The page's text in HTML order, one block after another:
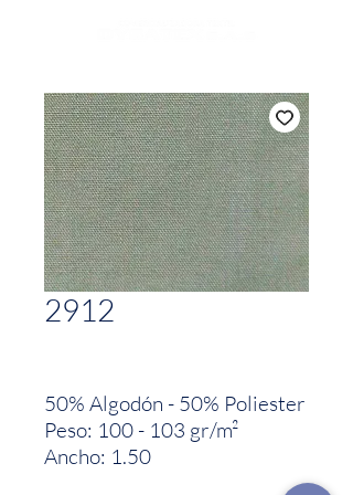
2912
50% Algodón - 50% Poliester
Peso: 100 - 103 gr/m²
Ancho: 1.50